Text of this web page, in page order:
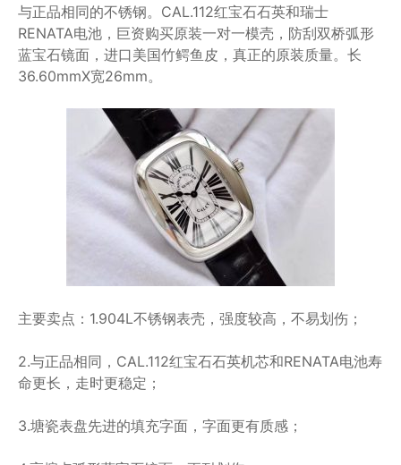
与正品相同的不锈钢。CAL.112红宝石石英和瑞士
RENATA电池，巨资购买原装一对一模壳，防刮双桥弧形
蓝宝石镜面，进口美国竹鳄鱼皮，真正的原装质量。长
36.60mmX宽26mm。
主要卖点：1.904L不锈钢表壳，强度较高，不易划伤；
2.与正品相同，CAL.112红宝石石英机芯和RENATA电池寿
命更长，走时更稳定；
3.塘瓷表盘先进的填充字面，字面更有质感；